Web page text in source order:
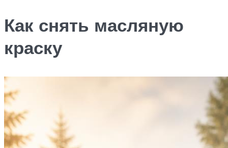
Как снять масляную
краску